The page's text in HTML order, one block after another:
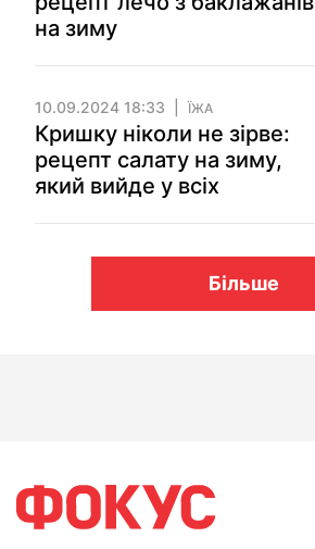
на зиму
10.09.2024 18:33 ЇЖА
Кришку ніколи не зірве:
рецепт салату на зиму,
який вийде у всіх
Більше